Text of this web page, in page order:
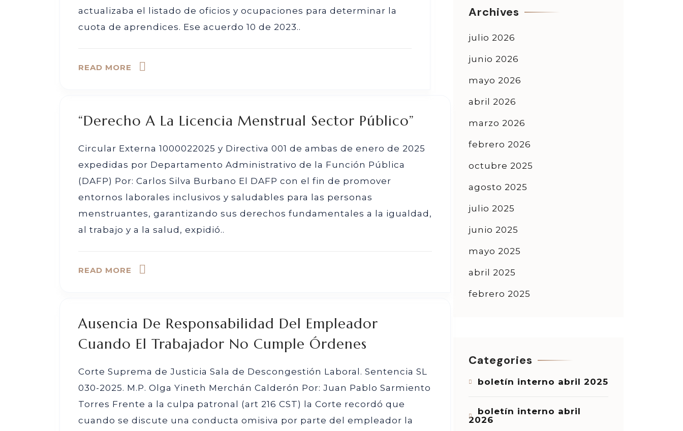
actualizaba el listado de oficios y ocupaciones para determinar la
cuota de aprendices. Ese acuerdo 10 de 2023..
READ MORE
“Derecho A La Licencia Menstrual Sector Público”
Circular Externa 1000022025 y Directiva 001 de ambas de enero de 2025
expedidas por Departamento Administrativo de la Función Pública
(DAFP) Por: Carlos Silva Burbano El DAFP con el fin de promover
entornos laborales inclusivos y saludables para las personas
menstruantes, garantizando sus derechos fundamentales a la igualdad,
al trabajo y a la salud, expidió..
READ MORE
Ausencia De Responsabilidad Del Empleador
Cuando El Trabajador No Cumple Órdenes
Corte Suprema de Justicia Sala de Descongestión Laboral. Sentencia SL
030-2025. M.P. Olga Yineth Merchán Calderón Por: Juan Pablo Sarmiento
Torres Frente a la culpa patronal (art 216 CST) la Corte recordó que
cuando se discute una conducta omisiva por parte del empleador la
Archives
julio 2026
junio 2026
mayo 2026
abril 2026
marzo 2026
febrero 2026
octubre 2025
agosto 2025
julio 2025
junio 2025
mayo 2025
abril 2025
febrero 2025
Categories
boletín interno abril 2025
boletín interno abril
2026